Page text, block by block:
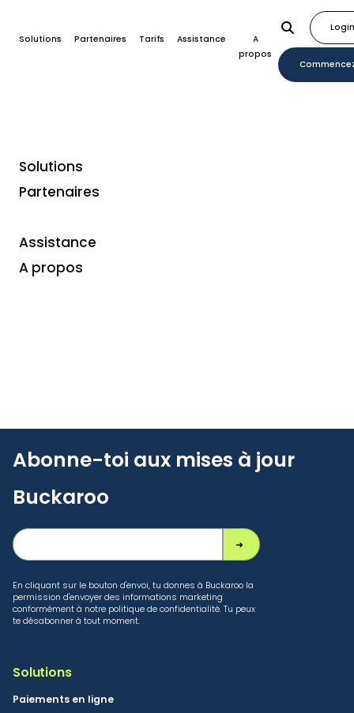
Solutions Partenaires Tarifs Assistance
A
propos
Login
Solutions
Partenaires
Assistance
A propos
Abonne-toi aux mises à jour
Buckaroo
En cliquant sur le bouton d'envoi, tu donnes à Buckaroo la
permission d'envoyer des informations marketing
conformément à notre politique de confidentialité. Tu peux
te désabonner à tout moment.
Solutions
Paiements en ligne